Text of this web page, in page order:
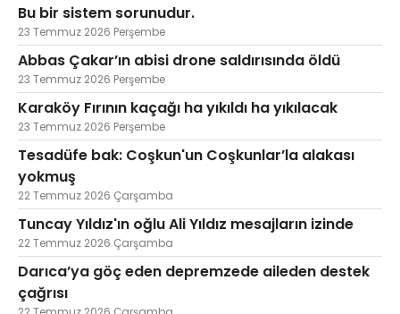
Bu bir sistem sorunudur.
23 Temmuz 2026 Perşembe
Abbas Çakar’ın abisi drone saldırısında öldü
23 Temmuz 2026 Perşembe
Karaköy Fırının kaçağı ha yıkıldı ha yıkılacak
23 Temmuz 2026 Perşembe
Tesadüfe bak: Coşkun'un Coşkunlar’la alakası
yokmuş
22 Temmuz 2026 Çarşamba
Tuncay Yıldız'ın oğlu Ali Yıldız mesajların izinde
22 Temmuz 2026 Çarşamba
Darıca’ya göç eden depremzede aileden destek
çağrısı